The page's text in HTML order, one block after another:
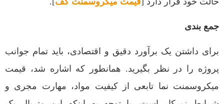
جمع بندی
برای داشتن یک برآورد دقیق و اقتصادی، باید تمام جوانب
پروژه را در نظر بگیرید. همانطور که اشاره شد، قیمت
میکروسمنت نما تابعی از کیفیت مواد، مهارت مجری و